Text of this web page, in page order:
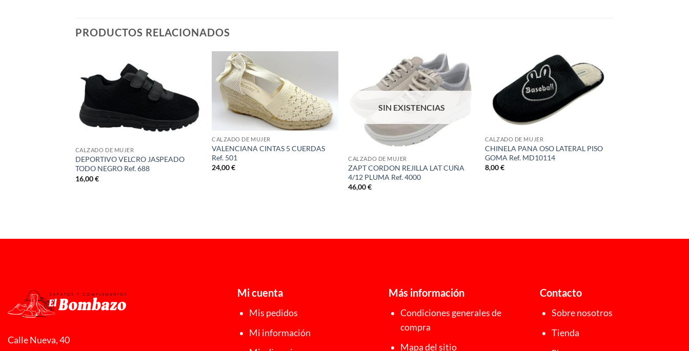
PRODUCTOS RELACIONADOS
CALZADO DE MUJER
DEPORTIVO VELCRO JASPEADO
TODO NEGRO Ref. 688
16,00€
CALZADO DE MUJER
VALENCIANA CINTAS 5 CUERDAS
Ref. 501
24,00€
SIN EXISTENCIAS
CALZADO DE MUJER
ZAPT CORDON REJILLA LAT CUÑA
4/12 PLUMA Ref. 4000
46,00€
CALZADO DE MUJER
CHINELA PANA OSO LATERAL PISO
GOMA Ref. MD10114
8,00€
Calle Nueva, 40
Mi cuenta
Mis pedidos
Mi información
Más información
Condiciones generales de
compra
Mapa del sitio
Contacto
Sobre nosotros
Tienda